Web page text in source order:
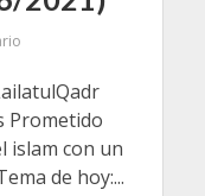
Prometido
islam con un
de hoy:...